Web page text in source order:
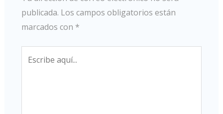
publicada. Los campos obligatorios están
marcados con *